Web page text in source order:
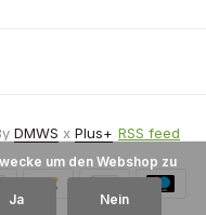
DMWS x Plus+ RSS feed
um den Webshop zu
Ja Nein